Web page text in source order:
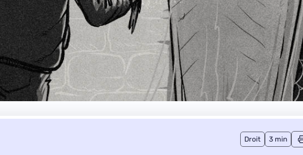
Droit 3 min